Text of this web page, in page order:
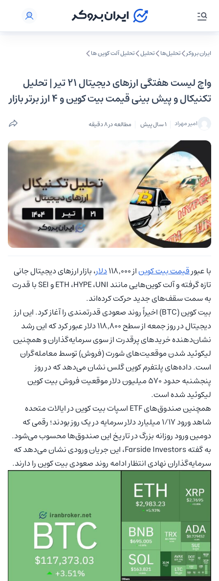
ایران بروکر تحلیل‌ها تحلیل‌ تحلیل آلت کوین ها
واچ لیست هفتگی ارزهای دیجیتال ۲۱ تیر | تحلیل
تکنیکال و پیش بینی قیمت بیت کوین و ۴ ارز برتر بازار
امیر مهراد 1 سال پیش مطالعه در 8 دقیقه
با عبورقیمت بیت کویناز ۱۱۸٬۰۰۰ دلار، بازار ارزهای دیجیتال جانی
تازه گرفته و آلت کوین‌هایی مانند ETH ،HYPE ،UNI و SEI با قدرت
به سمت سقف‌های جدید حرکت کرده‌اند.
بیت کوین (BTC) اخیراً روند صعودی قدرتمندی را آغاز کرد. این ارز
دیجیتال در روز جمعه از سطح ۱۱۸٬۸۰۰ دلار عبور کرد که این رشد
نشان‌دهنده خریدهای پرقدرت از سوی سرمایه‌گذاران و همچنین
لیکوئید شدن موقعیت‌های شورت (فروش) توسط معامله‌گران
است. داده‌های پلتفرم کوین گلس نشان می‌دهد که در روز
پنجشنبه حدود ۵۷۰ میلیون دلار موقعیت فروش بیت کوین
لیکوئید شده است.
همچنین صندوق‌های ETF اسپات بیت کوین در ایالات متحده
شاهد ورود ۱/۱۷ میلیارد دلار سرمایه در یک روز بودند؛ رقمی که
دومین ورود روزانه بزرگ در تاریخ این صندوق‌ها محسوب می‌شود.
به گفته Farside Investors، این جریان ورودی نشان می‌دهد که
سرمایه‌گذاران نهادی انتظار ادامه روند صعودی بیت کوین را دارند.